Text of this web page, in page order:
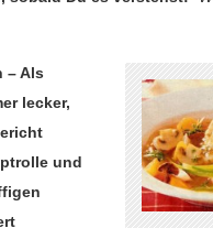
– Als
lecker,
und